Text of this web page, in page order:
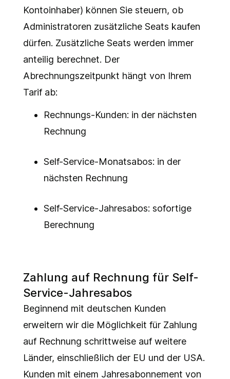
Kontoinhaber) können Sie steuern, ob
Administratoren zusätzliche Seats kaufen
dürfen. Zusätzliche Seats werden immer
anteilig berechnet. Der
Abrechnungszeitpunkt hängt von Ihrem
Tarif ab:
Rechnungs-Kunden: in der nächsten
Rechnung
Self-Service-Monatsabos: in der
nächsten Rechnung
Self-Service-Jahresabos: sofortige
Berechnung
Zahlung auf Rechnung für Self-
Service-Jahresabos
Beginnend mit deutschen Kunden
erweitern wir die Möglichkeit für Zahlung
auf Rechnung schrittweise auf weitere
Länder, einschließlich der EU und der USA.
Kunden mit einem Jahresabonnement von